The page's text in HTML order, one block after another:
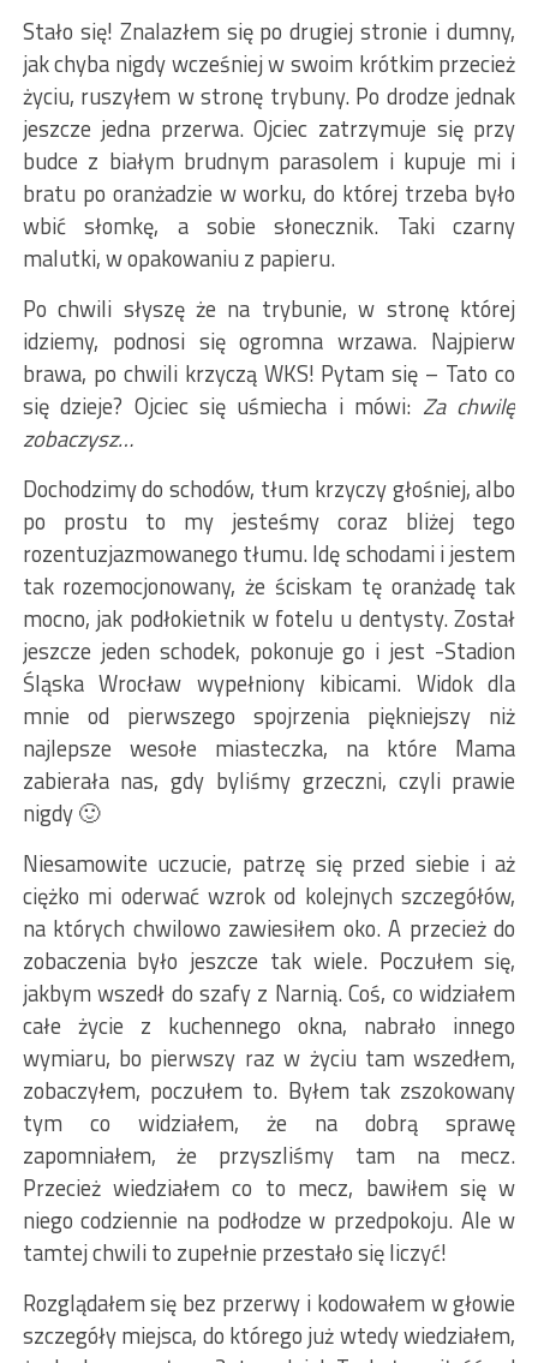
Stało się! Znalazłem się po drugiej stronie i dumny,
jak chyba nigdy wcześniej w swoim krótkim przecież
życiu, ruszyłem w stronę trybuny. Po drodze jednak
jeszcze jedna przerwa. Ojciec zatrzymuje się przy
budce z białym brudnym parasolem i kupuje mi i
bratu po oranżadzie w worku, do której trzeba było
wbić słomkę, a sobie słonecznik. Taki czarny
malutki, w opakowaniu z papieru.
Po chwili słyszę że na trybunie, w stronę której
idziemy, podnosi się ogromna wrzawa. Najpierw
brawa, po chwili krzyczą WKS! Pytam się – Tato co
się dzieje? Ojciec się uśmiecha i mówi: Za chwilę
zobaczysz…
Dochodzimy do schodów, tłum krzyczy głośniej, albo
po prostu to my jesteśmy coraz bliżej tego
rozentuzjazmowanego tłumu. Idę schodami i jestem
tak rozemocjonowany, że ściskam tę oranżadę tak
mocno, jak podłokietnik w fotelu u dentysty. Został
jeszcze jeden schodek, pokonuje go i jest -Stadion
Śląska Wrocław wypełniony kibicami. Widok dla
mnie od pierwszego spojrzenia piękniejszy niż
najlepsze wesołe miasteczka, na które Mama
zabierała nas, gdy byliśmy grzeczni, czyli prawie
nigdy 🙂
Niesamowite uczucie, patrzę się przed siebie i aż
ciężko mi oderwać wzrok od kolejnych szczegółów,
na których chwilowo zawiesiłem oko. A przecież do
zobaczenia było jeszcze tak wiele. Poczułem się,
jakbym wszedł do szafy z Narnią. Coś, co widziałem
całe życie z kuchennego okna, nabrało innego
wymiaru, bo pierwszy raz w życiu tam wszedłem,
zobaczyłem, poczułem to. Byłem tak zszokowany
tym co widziałem, że na dobrą sprawę
zapomniałem, że przyszliśmy tam na mecz.
Przecież wiedziałem co to mecz, bawiłem się w
niego codziennie na podłodze w przedpokoju. Ale w
tamtej chwili to zupełnie przestało się liczyć!
Rozglądałem się bez przerwy i kodowałem w głowie
szczegóły miejsca, do którego już wtedy wiedziałem,